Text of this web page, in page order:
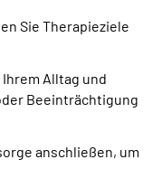
Sie Therapieziele
Alltag und
Beeinträchtigung
anschließen, um